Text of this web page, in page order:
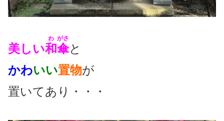
美しい和
わ
傘
がさ
と
かわいい置物が
置いてあり・・・